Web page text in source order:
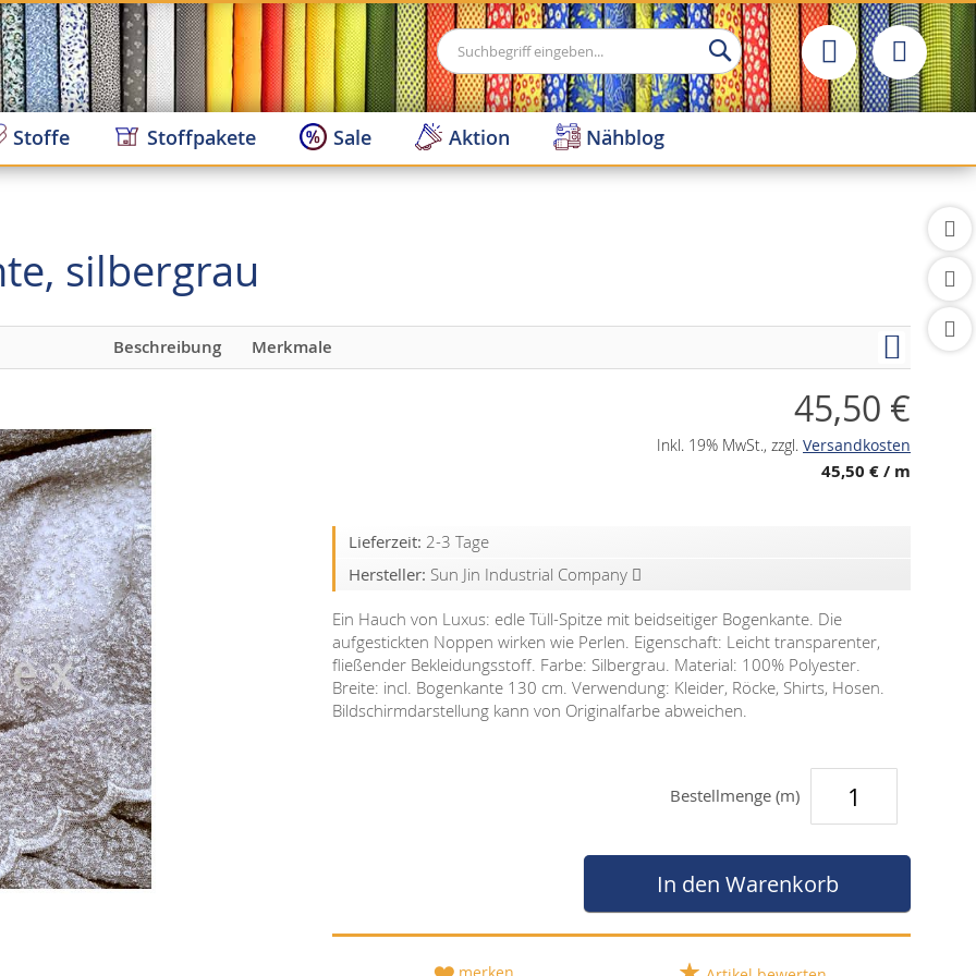
Suche
Suche
Stoffe Stoffpakete Sale Aktion Nähblog
silbergrau
Beschreibung Merkmale
45,50 €
Inkl. 19% MwSt., zzgl. Versandkosten
45,50 €/ m
Lieferzeit: 2-3 Tage
Hersteller: Sun Jin Industrial Company
Ein Hauch von Luxus: edle Tüll-Spitze mit beidseitiger Bogenkante. Die
aufgestickten Noppen wirken wie Perlen. Eigenschaft: Leicht transparenter,
fließender Bekleidungsstoff. Farbe: Silbergrau. Material: 100% Polyester.
Breite: incl. Bogenkante 130 cm. Verwendung: Kleider, Röcke, Shirts, Hosen.
Bildschirmdarstellung kann von Originalfarbe abweichen.
Bestellmenge (m)
In den Warenkorb